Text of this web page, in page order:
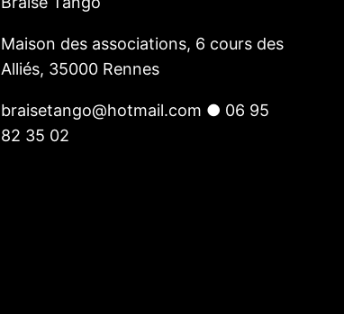
Maison des associations, 6 cours des
Alliés, 35000 Rennes
braisetango@hotmail.com ● 06 95
82 35 02